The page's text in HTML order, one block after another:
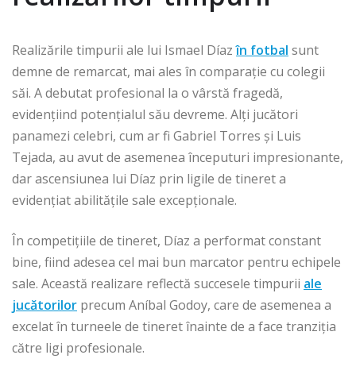
Realizările timpurii ale lui Ismael Díazîn fotbal sunt
demne de remarcat, mai ales în comparație cu colegii
săi. A debutat profesional la o vârstă fragedă,
evidențiind potențialul său devreme. Alți jucători
panamezi celebri, cum ar fi Gabriel Torres și Luis
Tejada, au avut de asemenea începuturi impresionante,
dar ascensiunea lui Díaz prin ligile de tineret a
evidențiat abilitățile sale excepționale.
În competițiile de tineret, Díaz a performat constant
bine, fiind adesea cel mai bun marcator pentru echipele
sale. Această realizare reflectă succesele timpurii ale
jucătorilor precum Aníbal Godoy, care de asemenea a
excelat în turneele de tineret înainte de a face tranziția
către ligi profesionale.